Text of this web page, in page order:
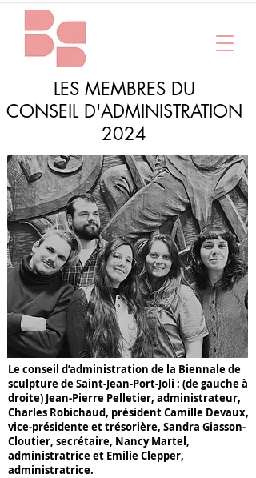
LES MEMBRES DU
CONSEIL D'ADMINISTRATION 2026
LES MEMBRES DU
CONSEIL D'ADMINISTRATION
2024
Le conseil d’administration de la Biennale de
sculpture de Saint-Jean-Port-Joli : (de gauche à
droite) Jean-Pierre Pelletier, administrateur,
Charles Robichaud, président Camille Devaux,
vice-présidente et trésorière, Sandra Giasson-
Cloutier, secrétaire, Nancy Martel,
administratrice et Emilie Clepper,
administratrice.